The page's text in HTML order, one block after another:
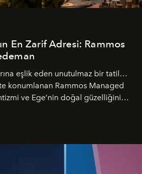
En Zarif Adresi: Rammos
eşlik eden unutulmaz bir tatil…
konumlanan Rammos Managed
ve Ege’nin doğal güzelliğini